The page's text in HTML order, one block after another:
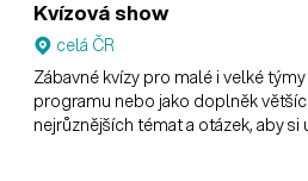
Kvízová show
celá ČR
Zábavné kvízy pro malé i velké
programu nebo jako doplněk
nejrůznějších témat a otázek, aby si